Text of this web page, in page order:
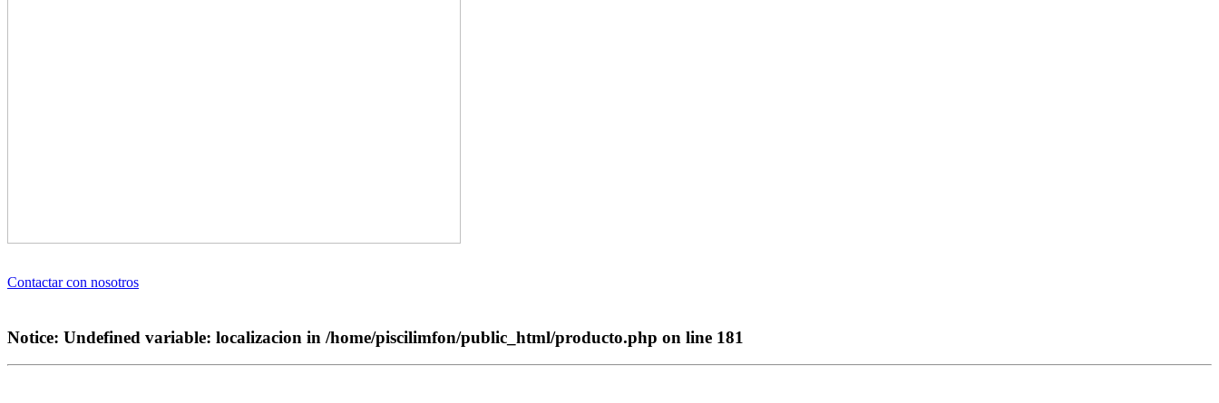
Contactar con nosotros
Notice: Undefined variable: localizacion in /home/piscilimfon/public_html/producto.php on line 181